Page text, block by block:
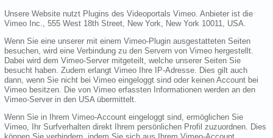
Unsere Website nutzt Plugins des Videoportals Vimeo. Anbieter ist die
Vimeo Inc., 555 West 18th Street, New York, New York 10011, USA.
Wenn Sie eine unserer mit einem Vimeo-Plugin ausgestatteten Seiten
besuchen, wird eine Verbindung zu den Servern von Vimeo hergestellt.
Dabei wird dem Vimeo-Server mitgeteilt, welche unserer Seiten Sie
besucht haben. Zudem erlangt Vimeo Ihre IP-Adresse. Dies gilt auch
dann, wenn Sie nicht bei Vimeo eingeloggt sind oder keinen Account bei
Vimeo besitzen. Die von Vimeo erfassten Informationen werden an den
Vimeo-Server in den USA übermittelt.
Wenn Sie in Ihrem Vimeo-Account eingeloggt sind, ermöglichen Sie
Vimeo, Ihr Surfverhalten direkt Ihrem persönlichen Profil zuzuordnen. Dies